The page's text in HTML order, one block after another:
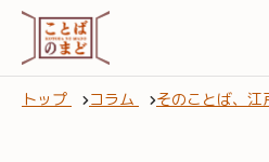
トップ コラム そのことば、江